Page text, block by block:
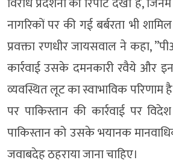
नागरिकों पर की गई बर्बरता भी
प्रवक्ता रणधीर जायसवाल ने कहा,
कार्रवाई उसके दमनकारी रवैये और इन
व्यवस्थित लूट का स्वाभाविक परिणाम
पर पाकिस्तान की कार्रवाई पर
पाकिस्तान को उसके भयानक
जवाबदेह ठहराया जाना चाहिए।